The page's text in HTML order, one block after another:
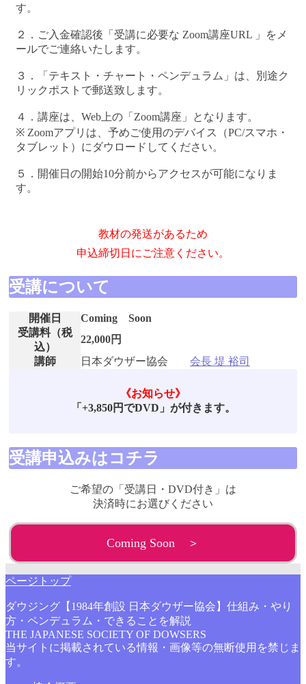
す。
２．ご入金確認後「受講に必要な Zoom講座URL 」をメ
ールでご連絡いたします。
３．「テキスト・チャート・ペンデュラム」は、別途ク
リックポストで郵送致します。
４．講座は、Web上の「Zoom講座」となります。
※ Zoomアプリは、予めご使用のデバイス（PC/スマホ・
タブレット）にダウロードしてください。
５．開催日の開始10分前からアクセスが可能になりま
す。
教材の発送があるため
申込締切日にご注意ください。
受講について
開催日
Coming Soon
受講料（税
込）
22,000円
講師
日本ダウザー協会 会長 堤 裕司
《お知らせ》
「+3,850円でDVD」が付きます。
受講申込みはコチラ
ご希望の「受講日・DVD付き」は
決済時にお選びください
Coming Soon ＞
ページトップ
ダウジング【1984年創設 日本ダウザー協会】仕組み・やり
方・ペンデュラム・できることを解説
THE JAPANESE SOCIETY OF DOWSERS
当サイトに掲載されている情報・画像等の無断使用を禁じま
す。